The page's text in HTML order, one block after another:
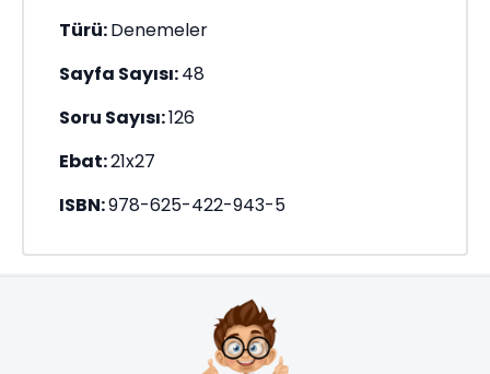
Türü:Denemeler
Sayfa Sayısı:48
Soru Sayısı:126
Ebat:21x27
ISBN:978-625-422-943-5